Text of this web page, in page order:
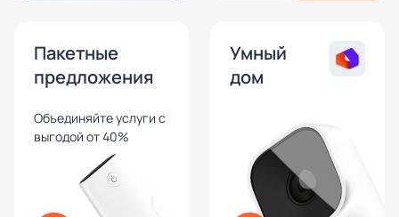
Пакетные
предложения
Объединяйте услуги с
выгодой от 40%
Умный
дом